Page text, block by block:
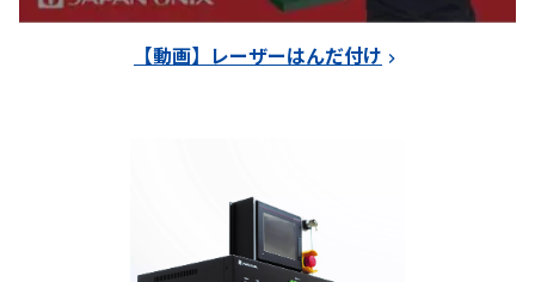
【動画】レーザーはんだ付け